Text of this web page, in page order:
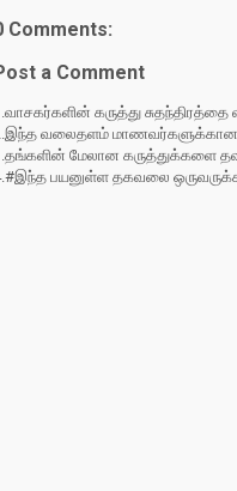
Comments:
a Comment
கருத்து
வலைதளம்
மேலான கருத்துக்களை
பயனுள்ள தகவலை